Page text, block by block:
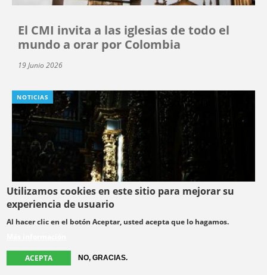
Utilizamos cookies en este sitio para mejorar su
experiencia de usuario
Al hacer clic en el botón Aceptar, usted acepta que lo hagamos.
ACEPTA NO, GRACIAS.
El CMI invita a las iglesias de todo el
mundo a orar por Colombia
19 Junio 2026
NOTICIAS